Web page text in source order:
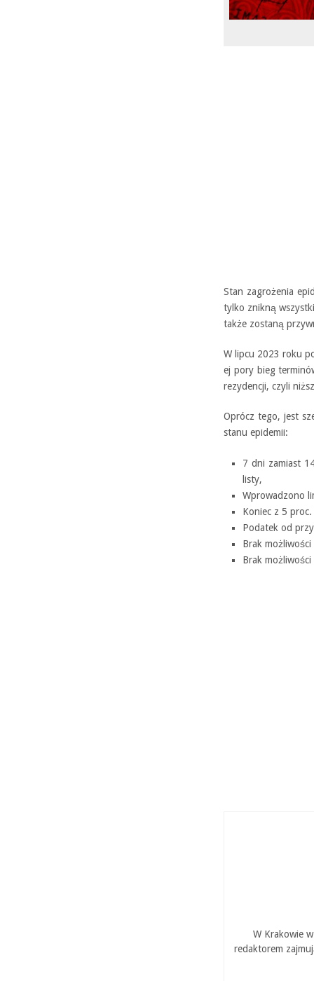
Stan zagrożenia
tylko znikną
także zostaną
W lipcu 2023 roku
ej pory bieg
rezydencji, czyli
Oprócz tego, jest
stanu epidemii:
7 dni zamiast
listy,
Wprowadzono
Koniec z 5
Podatek od
Brak
Brak
W Krakowie
redaktorem